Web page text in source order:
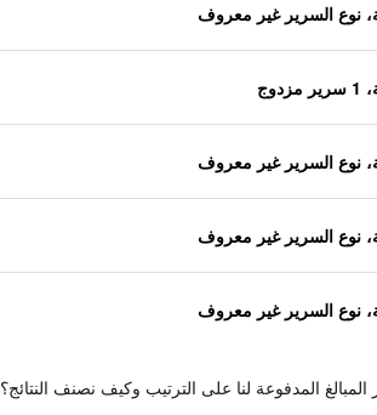
نوع السرير غير معروف
نوع السرير غير معروف
نوع السرير غير معروف
نوع السرير غير معروف
المدفوعة لنا على الترتيب وكيف نصنف النتائج؟